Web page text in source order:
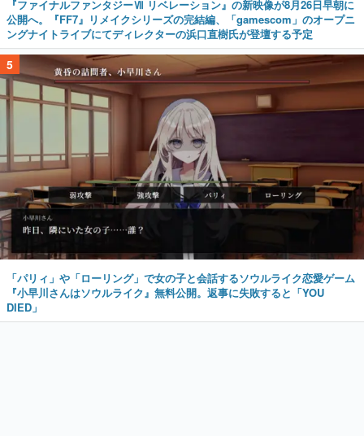
『ファイナルファンタジーⅦ リベレーション』の新映像が8月26日早朝に
公開へ。『FF7』リメイクシリーズの完結編、「gamescom」のオープニ
ングナイトライブにてディレクターの浜口直樹氏が登壇する予定
5
「パリィ」や「ローリング」で女の子と会話するソウルライク恋愛ゲーム
『小早川さんはソウルライク』無料公開。返事に失敗すると「YOU
DIED」